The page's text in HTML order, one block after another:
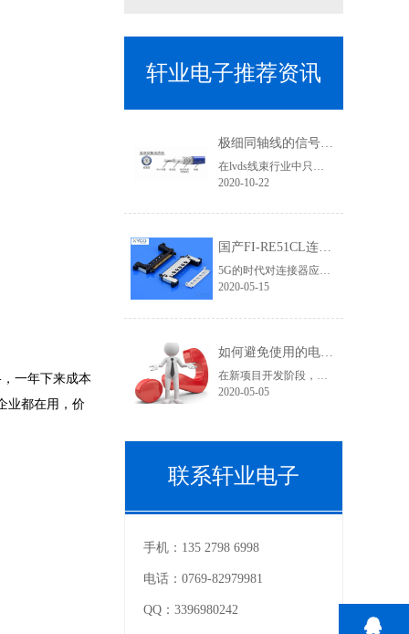
一年下来成本
业都在用，价
轩业电子推荐资讯
极细同轴线的信号传输优势有哪些？为何要使用焊接式连接器
在lvds线束行业中只要涉及到高清信号传输、屏蔽效果要求高的线束基本上都会用到极细同轴线，其利用HotBar设备进行焊接加工，两端的接头基本就是焊接式连接器类型了,那使用极细同轴线的优势有哪些？
2020-10-22
国产FI-RE51CL连接器为5G高清信号提供应用支持 「轩业」
5G的时代对连接器应用要求更加严苛，无论是在高清信号、传输速率、屏蔽要求等层次都需要更加专业，优良的品质才能有完美的视觉体验和产品竞争力。在液晶屏线领域，相信对此款lvd连接器一定不陌生，它就是FI-RE连接器系列。它有三个规格：穿端子款、FFC款、焊接款。在4K/8K高清领域对信号干扰、屏蔽效果的要求不仅体现......
2020-05-15
如何避免使用的电子连接器型号在采购和货期上不受影响？
在新项目开发阶段，很多采购人员在工作中可能都会遇到这样一个问题，工程师罗列出来的产品型号在索样上都困难重重，直到小批量试产时不是没有现货就是货期长。看到这里您可能在想曾经自己也经历过或正在经历之中，为什么会出现这种情况呢？随着电子产品结构的变化，电子连接器的更替也是比较快的。连接器在销售过程中......
2020-05-05
联系轩业电子
手机： 135 2798 6998
电话： 0769-82979981
QQ： 3396980242